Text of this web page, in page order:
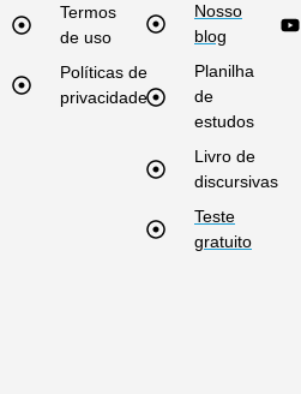
Termos
de uso
Políticas de
privacidade
Nosso
blog
Planilha
de
estudos
Livro de
discursivas
Teste
gratuito